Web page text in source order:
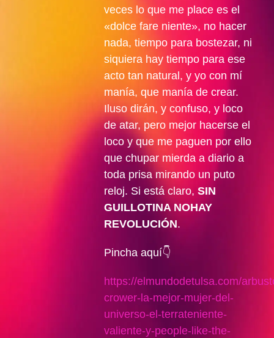
veces lo que me place es el
«dolce fare niente», no hacer
nada, tiempo para bostezar, ni
siquiera hay tiempo para ese
acto tan natural, y yo con mí
manía, que manía de crear.
Iluso dirán, y confuso, y loco
de atar, pero mejor hacerse el
loco y que me paguen por ello
que chupar mierda a diario a
toda prisa mirando un puto
reloj. Si está claro, SIN
GUILLOTINA NOHAY
REVOLUCIÓN.
Pincha aquí👇
https://elmundodetulsa.com/
crower-la-mejor-mujer-del-
universo-el-terrateniente-
valiente-y-people-like-the-